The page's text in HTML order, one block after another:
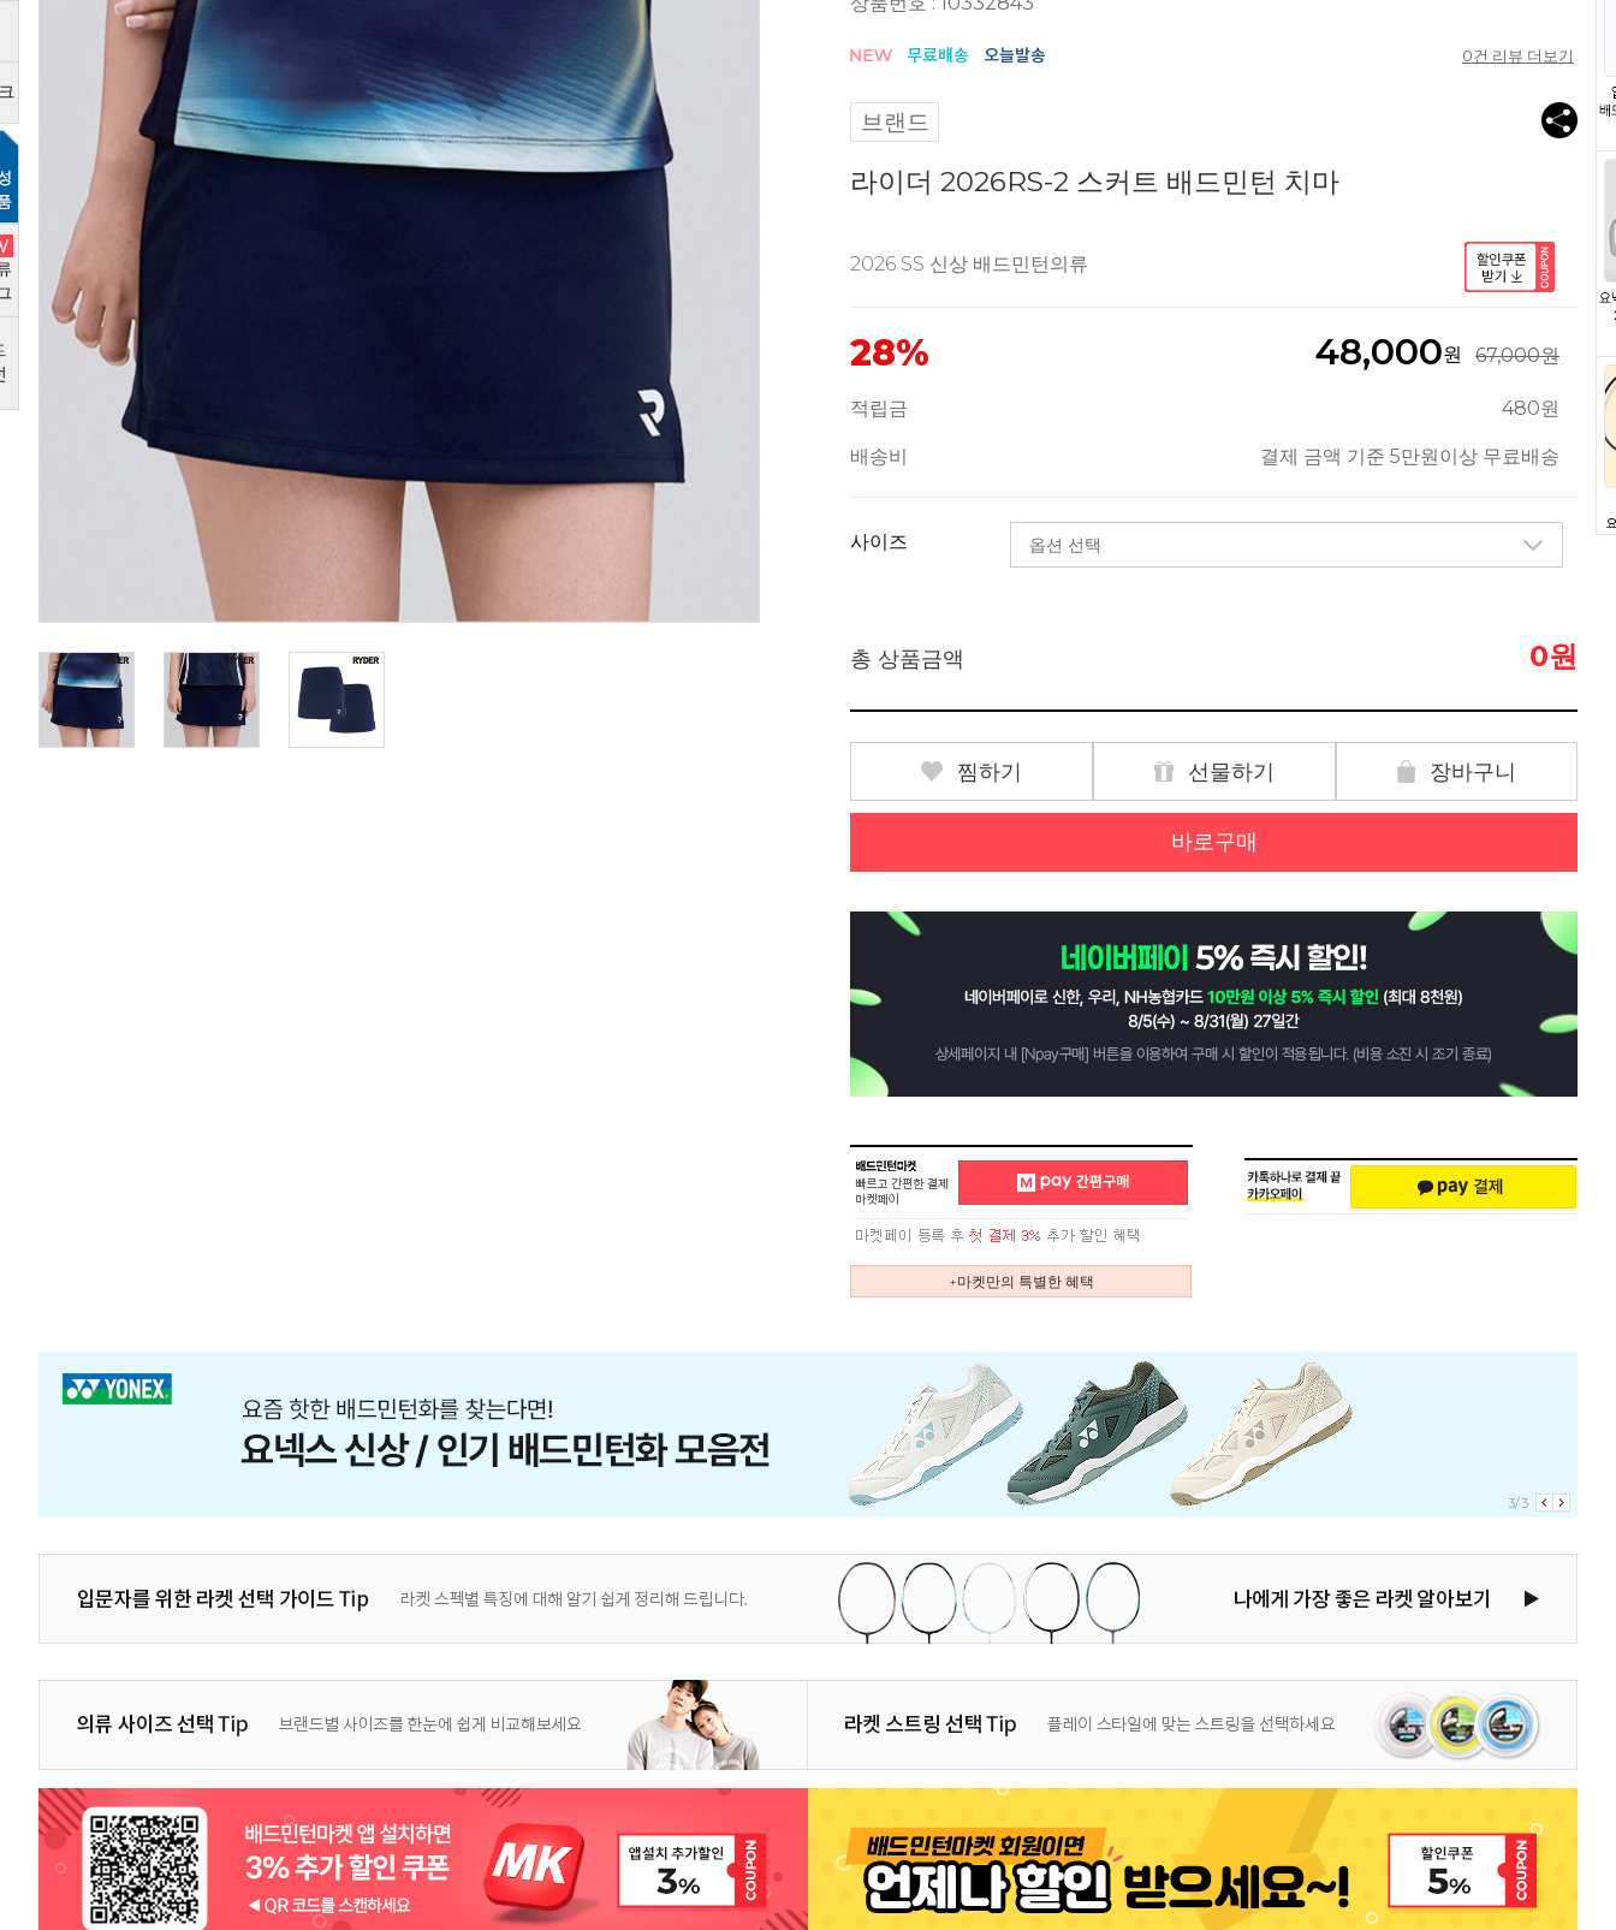
0건 리뷰 더보기
브랜드
라이더 2026RS-2 스커트 배드민턴 치마
2026 SS 신상 배드민턴의류
28% 48,000원 67,000원
적립금 480원
배송비 결제 금액 기준 5만원이상 무료배송
사이즈
총 상품금액 0원
찜하기 선물하기 장바구니
바로구매
+마켓만의 특별한 혜택
1/3